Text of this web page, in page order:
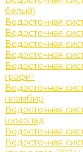
белый)
Водосточная
Водосточная
Водосточная
Водосточная
Водосточная
графит
Водосточная
пломбир
Водосточная
шоколад
Водосточная
Водосточная